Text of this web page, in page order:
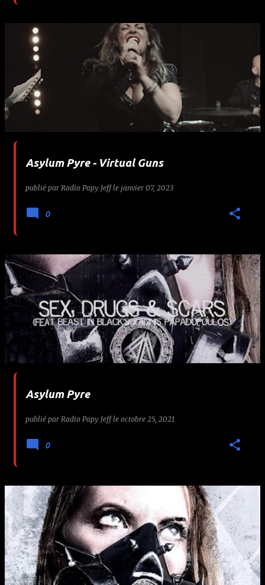
Asylum Pyre - Virtual Guns
publié par Radio Papy Jeff le janvier 07, 2023
0
Asylum Pyre
publié par Radio Papy Jeff le octobre 25, 2021
0
🤘